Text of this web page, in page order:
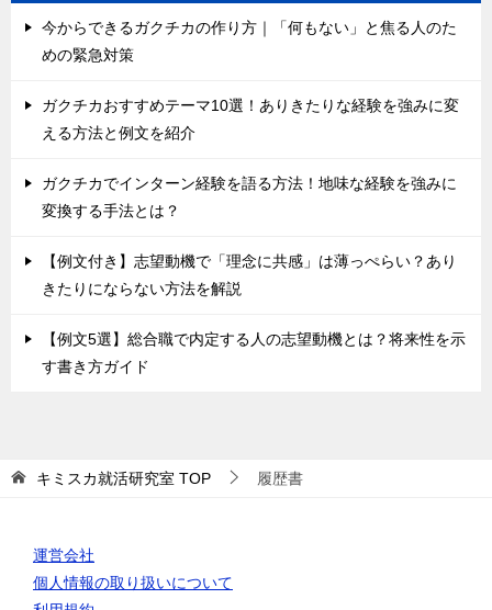
今からできるガクチカの作り方｜「何もない」と焦る人のた
めの緊急対策
ガクチカおすすめテーマ10選！ありきたりな経験を強みに変
える方法と例文を紹介
ガクチカでインターン経験を語る方法！地味な経験を強みに
変換する手法とは？
【例文付き】志望動機で「理念に共感」は薄っぺらい？あり
きたりにならない方法を解説
【例文5選】総合職で内定する人の志望動機とは？将来性を示
す書き方ガイド
キミスカ就活研究室 TOP 履歴書
運営会社
個人情報の取り扱いについて